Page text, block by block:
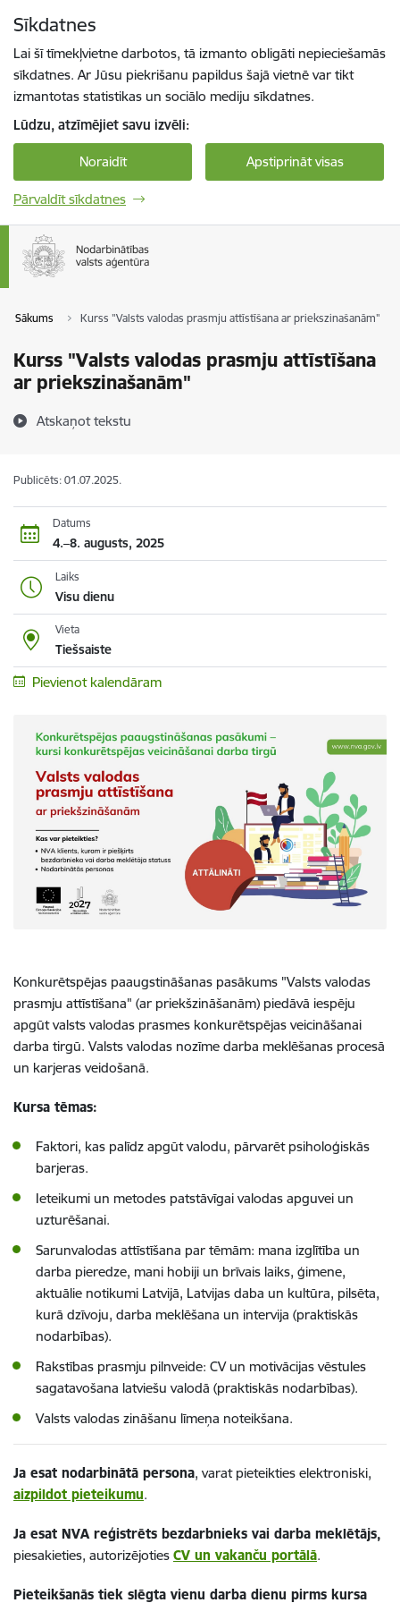
Sīkdatnes
Lai šī tīmekļvietne darbotos, tā izmanto obligāti nepieciešamās
sīkdatnes. Ar Jūsu piekrišanu papildus šajā vietnē var tikt
izmantotas statistikas un sociālo mediju sīkdatnes.
Lūdzu, atzīmējiet savu izvēli:
Noraidīt Apstiprināt visas
Pārvaldīt sīkdatnes
Sākums Kurss "Valsts valodas prasmju attīstīšana ar priekszinašanām"
Kurss "Valsts valodas prasmju attīstīšana
ar priekszinašanām"
Atskaņot tekstu
Publicēts: 01.07.2025.
Datums
4.–8. augusts, 2025
Laiks
Visu dienu
Vieta
Tiešsaiste
Pievienot kalendāram
Konkurētspējas paaugstināšanas pasākums "Valsts valodas
prasmju attīstīšana" (ar priekšzināšanām) piedāvā iespēju
apgūt valsts valodas prasmes konkurētspējas veicināšanai
darba tirgū. Valsts valodas nozīme darba meklēšanas procesā
un karjeras veidošanā.
Kursa tēmas:
Faktori, kas palīdz apgūt valodu, pārvarēt psiholoģiskās
barjeras.
Ieteikumi un metodes patstāvīgai valodas apguvei un
uzturēšanai.
Sarunvalodas attīstīšana par tēmām: mana izglītība un
darba pieredze, mani hobiji un brīvais laiks, ģimene,
aktuālie notikumi Latvijā, Latvijas daba un kultūra, pilsēta,
kurā dzīvoju, darba meklēšana un intervija (praktiskās
nodarbības).
Rakstības prasmju pilnveide: CV un motivācijas vēstules
sagatavošana latviešu valodā (praktiskās nodarbības).
Valsts valodas zināšanu līmeņa noteikšana.
Ja esat nodarbinātā persona, varat pieteikties elektroniski,
aizpildot pieteikumu.
Ja esat NVA reģistrēts bezdarbnieks vai darba meklētājs,
piesakieties, autorizējoties CV un vakanču portālā.
Pieteikšanās tiek slēgta vienu darba dienu pirms kursa